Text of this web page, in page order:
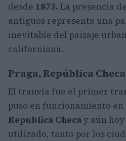
desde 1873. La presencia
antiguos representa una
inevitable del paisaje
californiana.
Praga, República Checa
El tranvía fue el primer
puso en funcionamiento
Republica Checay aún
utilizado, tanto por los